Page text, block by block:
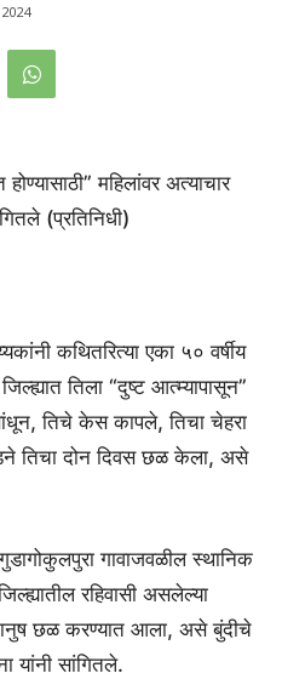
महिलांवर अत्याचार
(प्रतिनिधी)
कथितरित्या एका ५० वर्षीय
तिला “दुष्ट आत्म्यापासून”
तिचे केस कापले, तिचा चेहरा
तिचा दोन दिवस छळ केला, असे
गुडागोकुलपुरा गावाजवळील स्थानिक
रहिवासी असलेल्या
छळ करण्यात आला, असे बुंदीचे
यांनी सांगितले.